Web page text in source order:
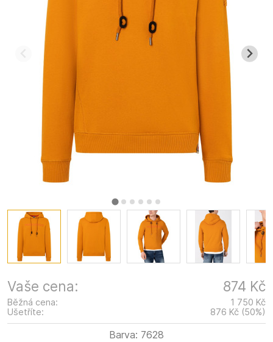
Vaše cena: 874 Kč
Běžná cena:
1 750 Kč
Ušetříte:
876 Kč (50%)
Barva: 7628